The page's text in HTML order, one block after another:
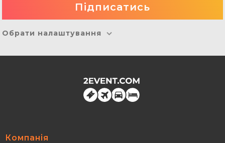
Обрати налаштування
Компанія